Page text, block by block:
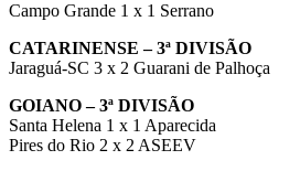
Campo Grande 1 x 1 Serrano
CATARINENSE – 3ª DIVISÃO
Jaraguá-SC 3 x 2 Guarani de Palhoça
GOIANO – 3ª DIVISÃO
Santa Helena 1 x 1 Aparecida
Pires do Rio 2 x 2 ASEEV